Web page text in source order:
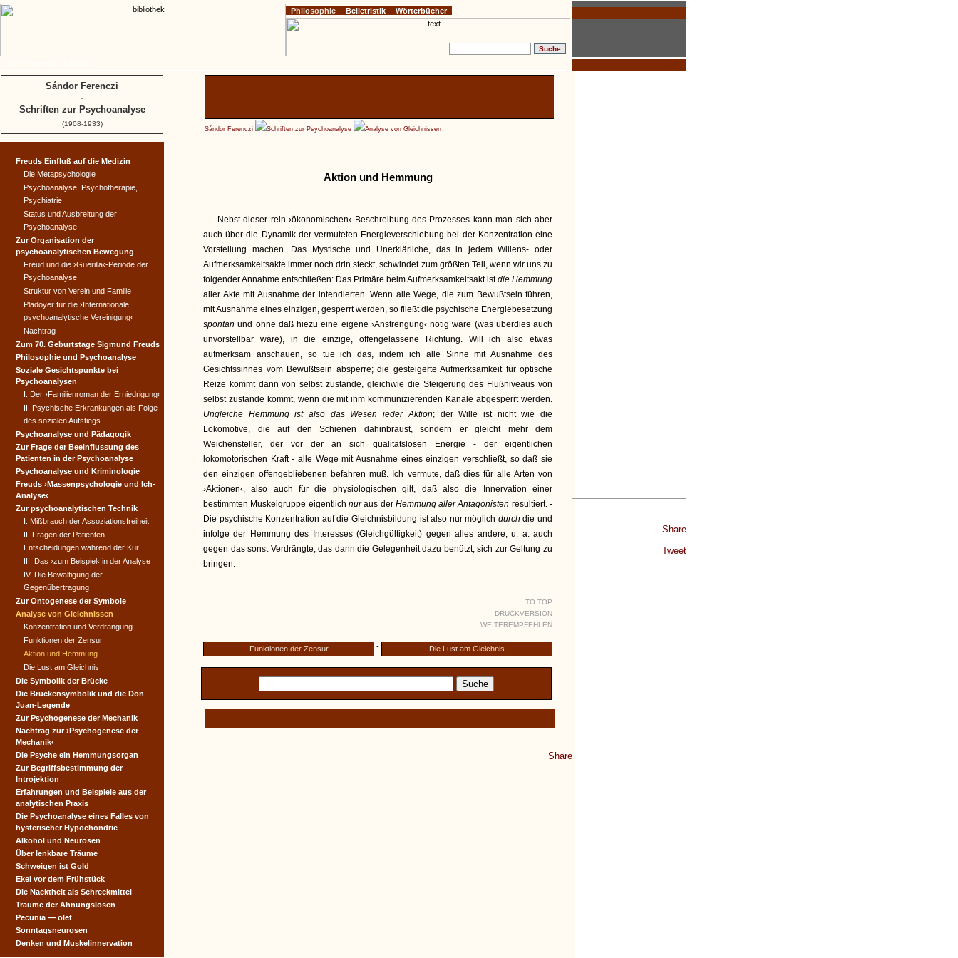
Share
Tweet
Sándor Ferenczi Schriften zur Psychoanalyse Analyse von Gleichnissen
Aktion und Hemmung
Nebst dieser rein ›ökonomischen‹ Beschreibung des Prozesses kann man sich aber
auch über die Dynamik der vermuteten Energieverschiebung bei der Konzentration eine
Vorstellung machen. Das Mystische und Unerklärliche, das in jedem Willens- oder
Aufmerksamkeitsakte immer noch drin steckt, schwindet zum größten Teil, wenn wir uns zu
folgender Annahme entschließen: Das Primäre beim Aufmerksamkeitsakt istdie Hemmung
aller Akte mit Ausnahme der intendierten. Wenn alle Wege, die zum Bewußtsein führen,
mit Ausnahme eines einzigen, gesperrt werden, so fließt die psychische Energiebesetzung
spontan und ohne daß hiezu eine eigene ›Anstrengung‹ nötig wäre (was überdies auch
unvorstellbar wäre), in die einzige, offengelassene Richtung. Will ich also etwas
aufmerksam anschauen, so tue ich das, indem ich alle Sinne mit Ausnahme des
Gesichtssinnes vom Bewußtsein absperre; die gesteigerte Aufmerksamkeit für optische
Reize kommt dann von selbst zustande, gleichwie die Steigerung des Flußniveaus von
selbst zustande kommt, wenn die mit ihm kommunizierenden Kanäle abgesperrt werden.
Ungleiche Hemmung ist also das Wesen jeder Aktion; der Wille ist nicht wie die
Lokomotive, die auf den Schienen dahinbraust, sondern er gleicht mehr dem
Weichensteller, der vor der an sich qualitätslosen Energie - der eigentlichen
lokomotorischen Kraft - alle Wege mit Ausnahme eines einzigen verschließt, so daß sie
den einzigen offengebliebenen befahren muß. Ich vermute, daß dies für alle Arten von
›Aktionen‹, also auch für die physiologischen gilt, daß also die Innervation einer
bestimmten Muskelgruppe eigentlich nuraus der Hemmung aller Antagonisten resultiert. -
Die psychische Konzentration auf die Gleichnisbildung ist also nur möglich durch die und
infolge der Hemmung des Interesses (Gleichgültigkeit) gegen alles andere, u. a. auch
gegen das sonst Verdrängte, das dann die Gelegenheit dazu benützt, sich zur Geltung zu
bringen.
TO TOP
DRUCKVERSION
WEITEREMPFEHLEN
Funktionen der Zensur - Die Lust am Gleichnis
Share
Freuds Einfluß auf die Medizin
Die Metapsychologie
Psychoanalyse, Psychotherapie,
Psychiatrie
Status und Ausbreitung der
Psychoanalyse
Zur Organisation der
psychoanalytischen Bewegung
Freud und die ›Guerilla‹-Periode der
Psychoanalyse
Struktur von Verein und Familie
Plädoyer für die ›Internationale
psychoanalytische Vereinigung‹
Nachtrag
Zum 70. Geburtstage Sigmund Freuds
Philosophie und Psychoanalyse
Soziale Gesichtspunkte bei
Psychoanalysen
I. Der ›Familienroman der Erniedrigung‹
II. Psychische Erkrankungen als Folge
des sozialen Aufstiegs
Psychoanalyse und Pädagogik
Zur Frage der Beeinflussung des
Patienten in der Psychoanalyse
Psychoanalyse und Kriminologie
Freuds ›Massenpsychologie und Ich-
Analyse‹
Zur psychoanalytischen Technik
I. Mißbrauch der Assoziationsfreiheit
II. Fragen der Patienten.
Entscheidungen während der Kur
III. Das ›zum Beispiel‹ in der Analyse
IV. Die Bewältigung der
Gegenübertragung
Zur Ontogenese der Symbole
Analyse von Gleichnissen
Konzentration und Verdrängung
Funktionen der Zensur
Aktion und Hemmung
Die Lust am Gleichnis
Die Symbolik der Brücke
Die Brückensymbolik und die Don
Juan-Legende
Zur Psychogenese der Mechanik
Nachtrag zur ›Psychogenese der
Mechanik‹
Die Psyche ein Hemmungsorgan
Zur Begriffsbestimmung der
Introjektion
Erfahrungen und Beispiele aus der
analytischen Praxis
Die Psychoanalyse eines Falles von
hysterischer Hypochondrie
Alkohol und Neurosen
Über lenkbare Träume
Schweigen ist Gold
Ekel vor dem Frühstück
Die Nacktheit als Schreckmittel
Träume der Ahnungslosen
Pecunia — olet
Sonntagsneurosen
Denken und Muskelinnervation
Philosophie Belletristik Wörterbücher
Sándor Ferenczi
-
Schriften zur Psychoanalyse
(1908-1933)